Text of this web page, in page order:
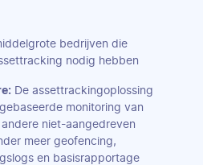
bedrijven die
nodig hebben
De assettrackingoplossing
monitoring van
niet-aangedreven
meer geofencing,
en basisrapportage